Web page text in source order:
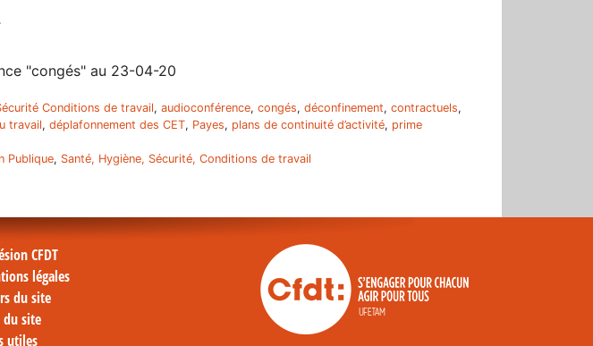
"congés" au 23-04-20
Conditions de travail, audioconférence, congés, déconfinement, contractuels,
travail, déplafonnement des CET, Payes, plans de continuité d’activité, prime
Publique, Santé, Hygiène, Sécurité, Conditions de travail
CFDT
légales
du site
du site
utiles